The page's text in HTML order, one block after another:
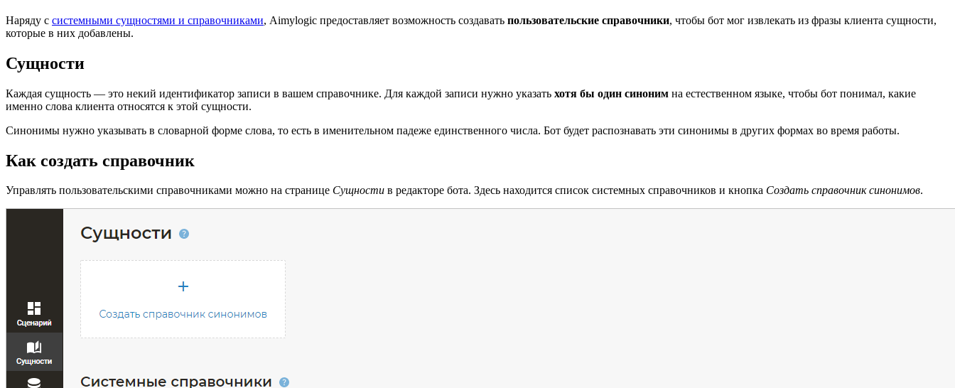
Наряду с системными сущностями и справочниками, Aimylogic предоставляет возможность создавать пользовательские справочники, чтобы бот мог извлекать из фразы клиента сущности,
которые в них добавлены.
Сущности
Каждая сущность — это некий идентификатор записи в вашем справочнике. Для каждой записи нужно указать хотя бы один синоним на естественном языке, чтобы бот понимал, какие
именно слова клиента относятся к этой сущности.
Синонимы нужно указывать в словарной форме слова, то есть в именительном падеже единственного числа. Бот будет распознавать эти синонимы в других формах во время работы.
Как создать справочник
Управлять пользовательскими справочниками можно на странице Сущности в редакторе бота. Здесь находится список системных справочников и кнопка Создать справочник синонимов.